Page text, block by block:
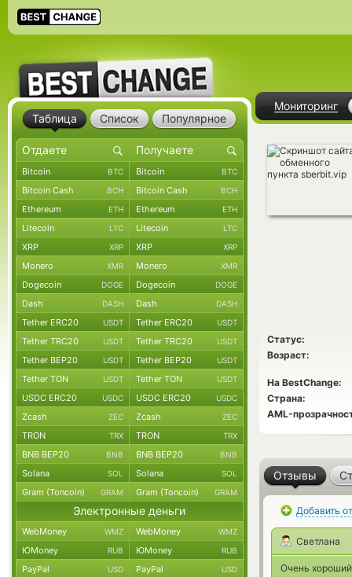
Мониторинг
Статус:
Возраст:
На BestChange:
Страна:
AML-
Отзывы
Добавить
Светлана
Очень хороший
Таблица Список Популярное
Bitcoin BTC Bitcoin BTC
Bitcoin Cash BCH Bitcoin Cash BCH
Ethereum ETH Ethereum ETH
Litecoin LTC Litecoin LTC
XRP XRP XRP XRP
Monero XMR Monero XMR
Dogecoin DOGE Dogecoin DOGE
Dash DASH Dash DASH
Tether ERC20 USDT Tether ERC20 USDT
Tether TRC20 USDT Tether TRC20 USDT
Tether BEP20 USDT Tether BEP20 USDT
Tether TON USDT Tether TON USDT
USDC ERC20 USDC USDC ERC20 USDC
Zcash ZEC Zcash ZEC
TRON TRX TRON TRX
BNB BEP20 BNB BNB BEP20 BNB
Solana SOL Solana SOL
Gram (Toncoin) GRAM Gram (Toncoin) GRAM
Электронные деньги
WebMoney WMZ WebMoney WMZ
ЮMoney RUB ЮMoney RUB
PayPal USD PayPal USD